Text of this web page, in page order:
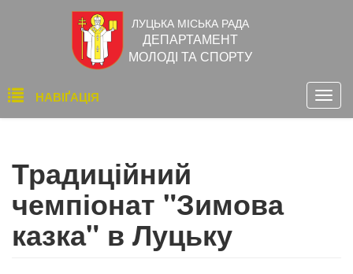
ЛУЦЬКА МІСЬКА РАДА
ДЕПАРТАМЕНТ
МОЛОДІ ТА СПОРТУ
Основна
навіґація
НАВІҐАЦІЯ
Традиційний
чемпіонат "Зимова
казка" в Луцьку